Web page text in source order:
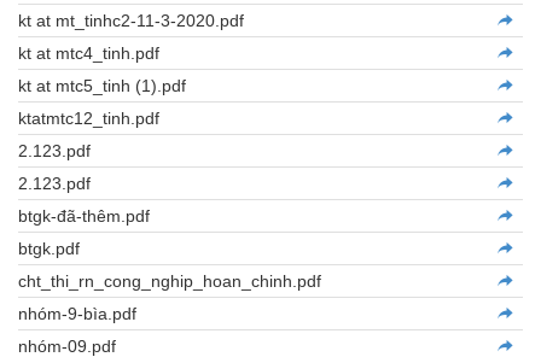
kt at mt_tinhc2-11-3-2020.pdf
kt at mtc4_tinh.pdf
kt at mtc5_tinh (1).pdf
ktatmtc12_tinh.pdf
2.123.pdf
2.123.pdf
btgk-đã-thêm.pdf
btgk.pdf
cht_thi_rn_cong_nghip_hoan_chinh.pdf
nhóm-9-bìa.pdf
nhóm-09.pdf